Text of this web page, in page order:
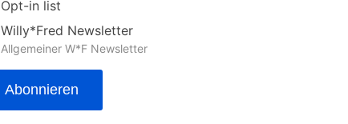
Opt-in list
Willy*Fred Newsletter
Allgemeiner W*F Newsletter
Abonnieren